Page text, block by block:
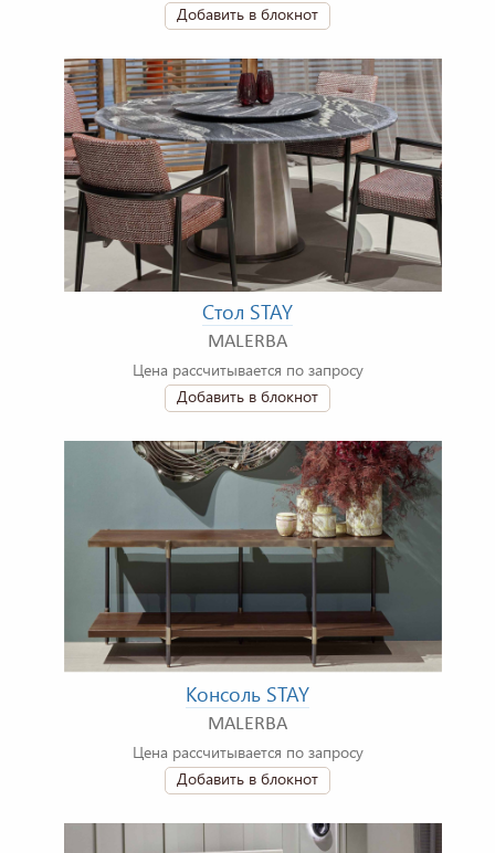
Добавить в блокнот
Стол STAY
MALERBA
Цена рассчитывается по запросу
Добавить в блокнот
Консоль STAY
MALERBA
Цена рассчитывается по запросу
Добавить в блокнот